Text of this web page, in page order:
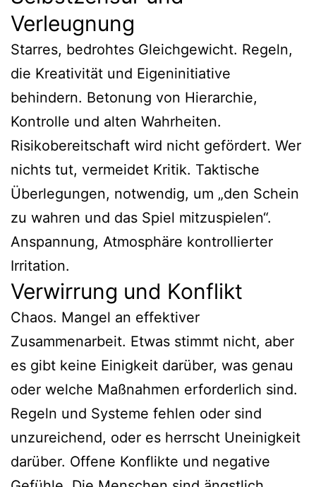
Verleugnung
Starres, bedrohtes Gleichgewicht. Regeln,
die Kreativität und Eigeninitiative
behindern. Betonung von Hierarchie,
Kontrolle und alten Wahrheiten.
Risikobereitschaft wird nicht gefördert. Wer
nichts tut, vermeidet Kritik. Taktische
Überlegungen, notwendig, um „den Schein
zu wahren und das Spiel mitzuspielen“.
Anspannung, Atmosphäre kontrollierter
Irritation.
Verwirrung und Konflikt
Chaos. Mangel an effektiver
Zusammenarbeit. Etwas stimmt nicht, aber
es gibt keine Einigkeit darüber, was genau
oder welche Maßnahmen erforderlich sind.
Regeln und Systeme fehlen oder sind
unzureichend, oder es herrscht Uneinigkeit
darüber. Offene Konflikte und negative